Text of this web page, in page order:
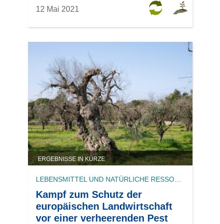
12 Mai 2021
ERGEBNISSE IN KÜRZE
LEBENSMITTEL UND NATÜRLICHE RESSOURCEN
Kampf zum Schutz der
europäischen Landwirtschaft
vor einer verheerenden Pest